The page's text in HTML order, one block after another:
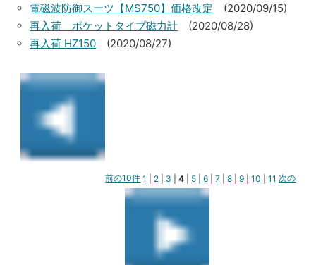
電磁波防御スーツ【MS750】価格改定 (2020/09/15)
再入荷 ポケットタイプ磁力計 (2020/08/28)
再入荷 HZ150 (2020/08/27)
前の10件 1 2 3 |4 5 |6 |7 |8 |9 |10 |11 次の